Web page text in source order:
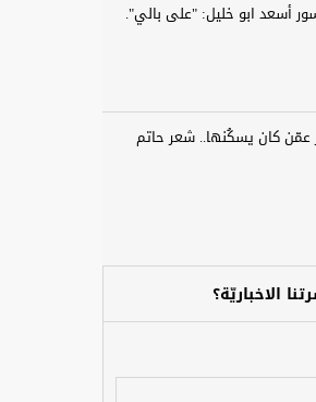
أسعد ابو خليل: "على بالي".
عمّن كان يسكُنها.. شعر حاتم
الاخباريّة؟